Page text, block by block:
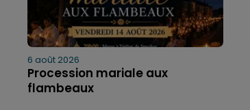
6 août 2026
Procession mariale aux
flambeaux